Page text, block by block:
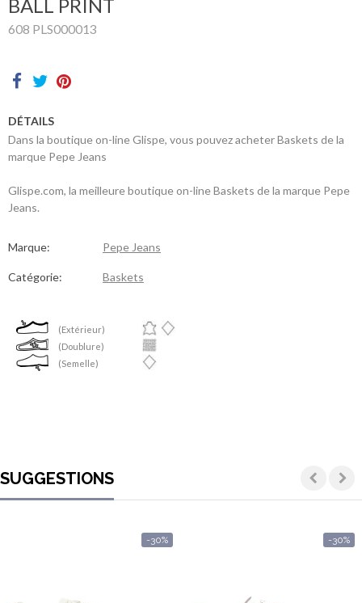
BALL PRINT
608 PLS000013
DÉTAILS
Dans la boutique on-line Glispe, vous pouvez acheter Baskets de la
marque Pepe Jeans
Glispe.com, la meilleure boutique on-line Baskets de la marque Pepe
Jeans.
Marque: Pepe Jeans
Catégorie: Baskets
(Extérieur)
(Doublure)
(Semelle)
SUGGESTIONS
-30% -30%